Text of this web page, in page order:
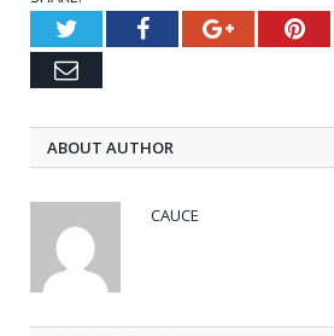
TwitterFacebookGoogle+
Email
ABOUT AUTHOR
CAUCE